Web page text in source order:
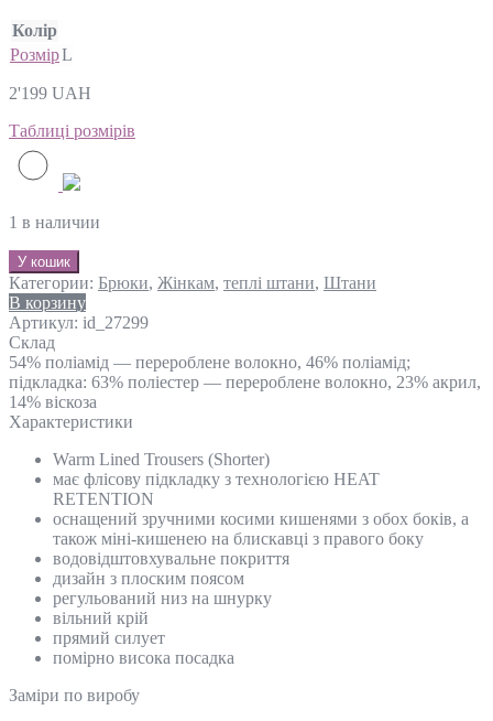
Колір
РозмірL
2'199 UAH
Таблиці розмірів
1 в наличии
У кошик
Категории: Брюки, Жінкам, теплі штани, Штани
В корзину
Артикул: id_27299
Склад
54% поліамід — перероблене волокно, 46% поліамід;
підкладка: 63% поліестер — перероблене волокно, 23% акрил,
14% віскоза
Характеристики
Warm Lined Trousers (Shorter)
має флісову підкладку з технологією HEAT
RETENTION
оснащений зручними косими кишенями з обох боків, а
також міні-кишенею на блискавці з правого боку
водовідштовхувальне покриття
дизайн з плоским поясом
регульований низ на шнурку
вільний крій
прямий силует
помірно висока посадка
Замiри по виробу